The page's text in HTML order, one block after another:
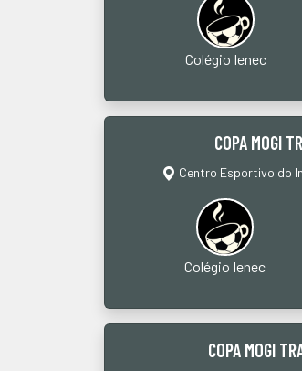
Colégio Ienec
COPA MOGI
Centro Esportivo do
Colégio Ienec
COPA MOGI